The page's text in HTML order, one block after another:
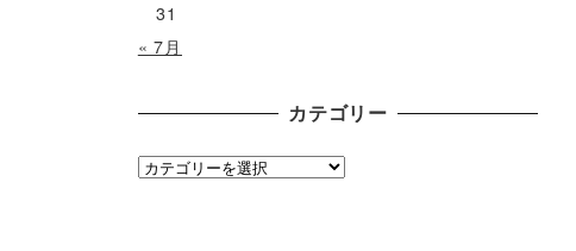
31
« 7月
カテゴリー
カ